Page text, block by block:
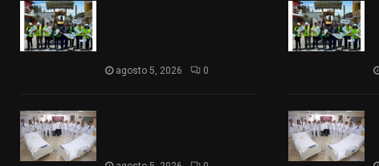
agosto 5, 2026 0